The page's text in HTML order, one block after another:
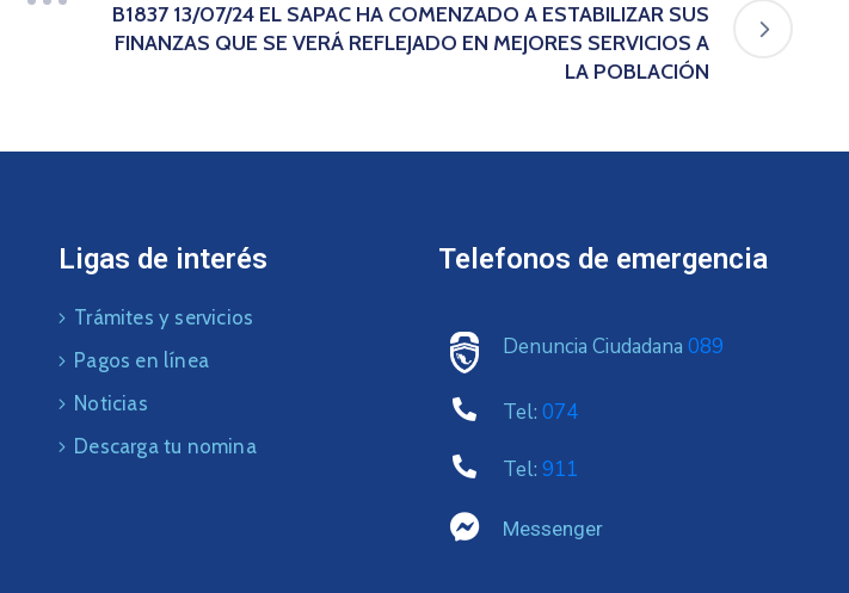
B1837 13/07/24 EL SAPAC HA COMENZADO A ESTABILIZAR SUS
FINANZAS QUE SE VERÁ REFLEJADO EN MEJORES SERVICIOS A
LA POBLACIÓN
Ligas de interés
Trámites y servicios
Pagos en línea
Noticias
Descarga tu nomina
Telefonos de emergencia
Denuncia Ciudadana 089
Tel: 074
Tel: 911
Messenger